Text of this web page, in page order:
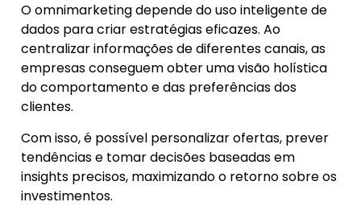
O omnimarketing depende do uso inteligente de
dados para criar estratégias eficazes. Ao
centralizar informações de diferentes canais, as
empresas conseguem obter uma visão holística
do comportamento e das preferências dos
clientes.
Com isso, é possível personalizar ofertas, prever
tendências e tomar decisões baseadas em
insights precisos, maximizando o retorno sobre os
investimentos.